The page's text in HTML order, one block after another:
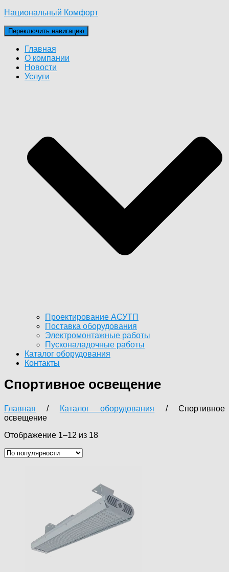
Национальный Комфорт
Переключить навигацию
Главная
О компании
Новости
Услуги
Проектирование АСУТП
Поставка оборудования
Электромонтажные работы
Пусконаладочные работы
Каталог оборудования
Контакты
Спортивное освещение
Главная / Каталог оборудования / Спортивное
освещение
Отображение 1–12 из 18Сортировка: